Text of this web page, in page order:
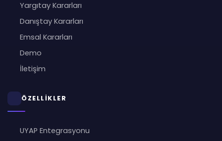
Yargıtay Kararları
Danıştay Kararları
Emsal Kararları
Demo
İletişim
ÖZELLİKLER
UYAP Entegrasyonu